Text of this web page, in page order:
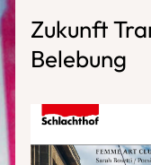
Zukunft
Belebung